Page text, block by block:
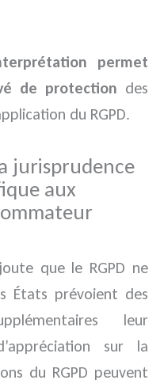
permet
de protection des
du RGPD.
jurisprudence
aux
que le RGPD ne
États prévoient des
leur
sur la
du RGPD peuvent